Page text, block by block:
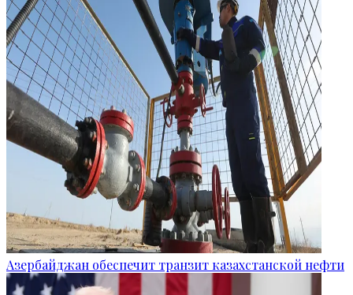
Азербайджан обеспечит транзит казахстанской нефти